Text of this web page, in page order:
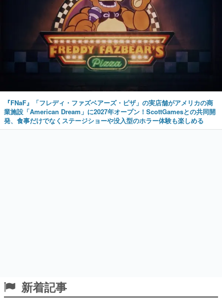
『FNaF』「フレディ・ファズベアーズ・ピザ」の実店舗がアメリカの商
業施設「American Dream」に2027年オープン！ScottGamesとの共同開
発、食事だけでなくステージショーや没入型のホラー体験も楽しめる
新着記事